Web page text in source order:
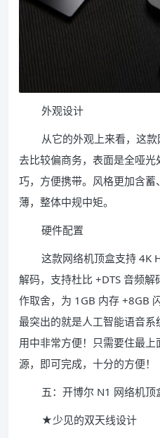
外观设计
从它的外观上来看，这
去比较偏商务，表面是全哑
巧，方便携带。风格更加含
薄，整体中规中矩。
硬件配置
这款网络机顶盒支持 4K
解码，支持杜比 +DTS 音频
作取舍，为 1GB 内存 +8GB
最突出的就是人工智能语音
用中非常方便！只需要住最
源，即可完成，十分的方便！
五：开博尔 N1 网络机顶
★少见的双天线设计